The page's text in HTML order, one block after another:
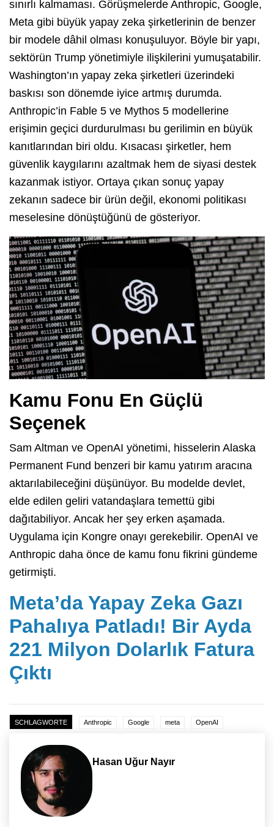
sınırlı kalmaması. Görüşmelerde Anthropic, Google,
Meta gibi büyük yapay zeka şirketlerinin de benzer
bir modele dâhil olması konuşuluyor. Böyle bir yapı,
sektörün Trump yönetimiyle ilişkilerini yumuşatabilir.
Washington’ın yapay zeka şirketleri üzerindeki
baskısı son dönemde iyice artmış durumda.
Anthropic’in Fable 5 ve Mythos 5 modellerine
erişimin geçici durdurulması bu gerilimin en büyük
kanıtlarından biri oldu. Kısacası şirketler, hem
güvenlik kaygılarını azaltmak hem de siyasi destek
kazanmak istiyor. Ortaya çıkan sonuç yapay
zekanın sadece bir ürün değil, ekonomi politikası
meselesine dönüştüğünü de gösteriyor.
Kamu Fonu En Güçlü
Seçenek
Sam Altman ve OpenAI yönetimi, hisselerin Alaska
Permanent Fund benzeri bir kamu yatırım aracına
aktarılabileceğini düşünüyor. Bu modelde devlet,
elde edilen geliri vatandaşlara temettü gibi
dağıtabiliyor. Ancak her şey erken aşamada.
Uygulama için Kongre onayı gerekebilir. OpenAI ve
Anthropic daha önce de kamu fonu fikrini gündeme
getirmişti.
Meta’da Yapay Zeka Gazı
Pahalıya Patladı! Bir Ayda
221 Milyon Dolarlık Fatura
Çıktı
SCHLAGWORTE Anthropic Google meta OpenAI
Hasan Uğur Nayır